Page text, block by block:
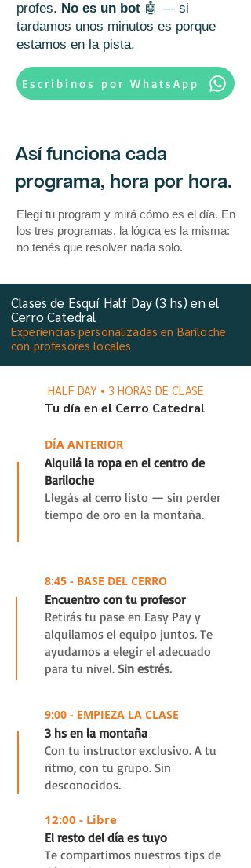
profes. No es un bot 🤖 — si
tardamos unos minutos es porque
estamos en la pista.
Escribinos por WhatsApp
Así funciona cada
programa, hora por hora.
Elegí tu program y mirá cómo es el día. En
los tres programas, la lógica es la misma:
no tenés que resolver nada solo.
Clases de Esquí Half Day (3 hs) en el
Cerro Catedral
Experiencias personalizadas en Bariloche
con profesores locales
HALF DAY • 3 HORAS DE CLASE
Tu día en el Cerro Catedral
DÍA ANTERIOR
Alquilá la ropa en el centro de
Bariloche
Llegás al cerro listo — sin perder
tiempo de oro en la montaña.
8:45 - BASE DEL CERRO
Encuentro con tu profesor
Retirás tu pase en Easy Pay y
alquilamos el equipo juntos. Te
ayudamos a elegir el adecuado
para tu nivel. Sin estrés.
9:00 - EMPIEZA LA CLASE
3 hs en la montaña
Con tu instructor exclusivo. A tu
ritmo, con tu grupo. Sin
desconocidos.
12:00 - Libre
El resto del día es tuyo
Te compartimos nuestros tips de